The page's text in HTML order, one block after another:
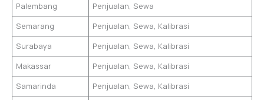
Palembang
Penjualan, Sewa
Semarang
Penjualan, Sewa, Kalibrasi
Surabaya
Penjualan, Sewa, Kalibrasi
Makassar
Penjualan, Sewa, Kalibrasi
Samarinda
Penjualan, Sewa, Kalibrasi